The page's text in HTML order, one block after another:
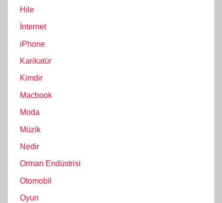
Hile
İnternet
iPhone
Karikatür
Kimdir
Macbook
Moda
Müzik
Nedir
Orman Endüstrisi
Otomobil
Oyun